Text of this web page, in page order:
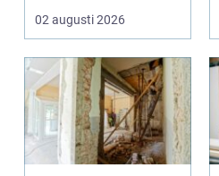
verkstaden till k...
02 augusti 2026